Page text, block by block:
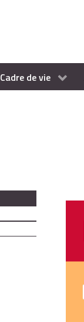
Cadre de vie